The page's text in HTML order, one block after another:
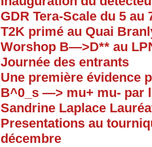
GDR Tera-Scale du 5
T2K primé au Quai
Worshop B—>D** au
Journée des entrants
Une première évidence
B^0_s —> mu+ mu- par
Sandrine Laplace
Presentations au
décembre